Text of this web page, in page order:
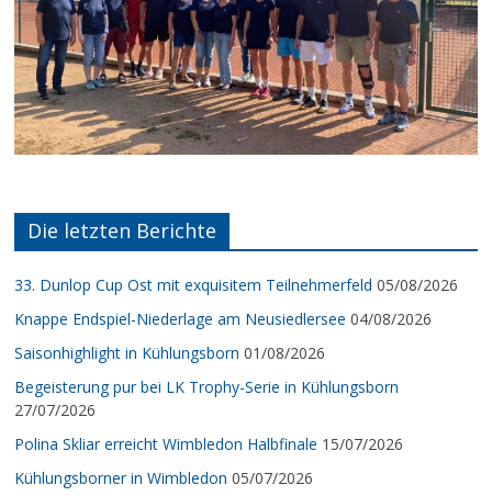
Die letzten Berichte
33. Dunlop Cup Ost mit exquisitem Teilnehmerfeld 05/08/2026
Knappe Endspiel-Niederlage am Neusiedlersee 04/08/2026
Saisonhighlight in Kühlungsborn 01/08/2026
Begeisterung pur bei LK Trophy-Serie in Kühlungsborn
27/07/2026
Polina Skliar erreicht Wimbledon Halbfinale 15/07/2026
Kühlungsborner in Wimbledon 05/07/2026